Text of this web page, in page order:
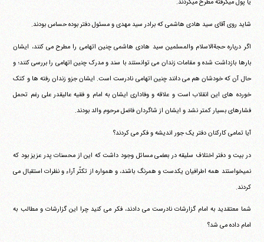
یا پول میگرفته مطرح میکردند.
شاید روی آقای سید هادی هاشمی که برادر سید مهدی و مسئول دفتر بوده حساس بودند.
اگر درباره حجةالاسلام والمسلمین سید هادی هاشمی چنین اتهامی را مطرح می کنند، ایشان
بارها بازداشت شده و مقامات زندان می توانستند با سند و مدرک چنین اتهامی را بررسی کنند؛ و
حال آن که خودشان هم می دانند چنین اتهامی نادرست است. ایشان جزو زندان رفته ها و کتک
خورده های این انقلاب است و علاقه و وفاداری ایشان به امام و فقیه عالیقدر علی رغم تحمل
فشارهای بسیار کمتر نشد و ایشان از شاگردان فاضل مرحوم والد بودند.
آیا تمامی کارکنان دفتر یک جور اندیشه و فکر می کردند؟
در بیت و دفتر اختلاف سلیقه در بعضی مسائل وجود داشت که این از محسنات پدر عزیز بود که
نمیخواستند همه اطرافیان یکدست و همرنگ باشند، و همواره از تکثّر آراء و نظرات استقبال می
کردند.
شما معتقدید به امام گزارشات نادرست می دادند، فکر می کنید چرا این گزارشات و مطالب به
امام داده می شد؟